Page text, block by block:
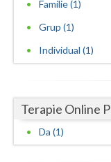
Familie (1)
Grup (1)
Individual (1)
Terapie Online
Da (1)